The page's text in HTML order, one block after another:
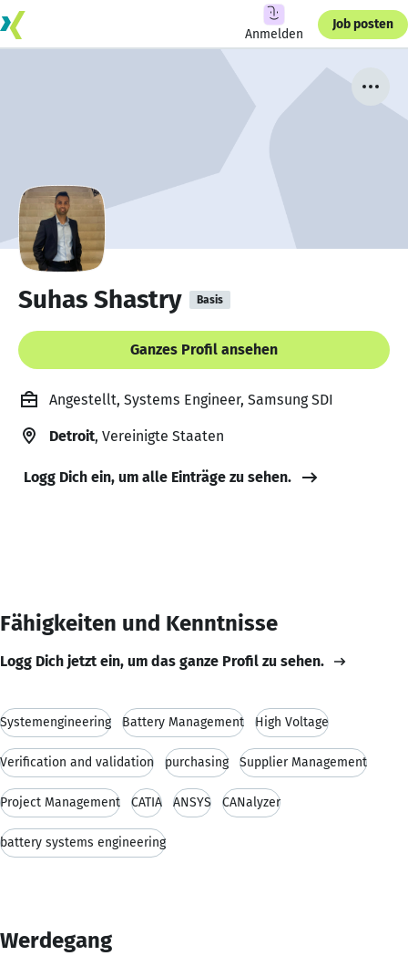
Anmelden
Job posten
Suhas Shastry Basis
Ganzes Profil ansehen
Angestellt, Systems Engineer, Samsung SDI
Detroit, Vereinigte Staaten
Logg Dich ein, um alle Einträge zu sehen.
Fähigkeiten und Kenntnisse
Logg Dich jetzt ein, um das ganze Profil zu sehen.
Systemengineering Battery Management High Voltage
Verification and validation purchasing Supplier Management
Project Management CATIA ANSYS CANalyzer
battery systems engineering
Werdegang